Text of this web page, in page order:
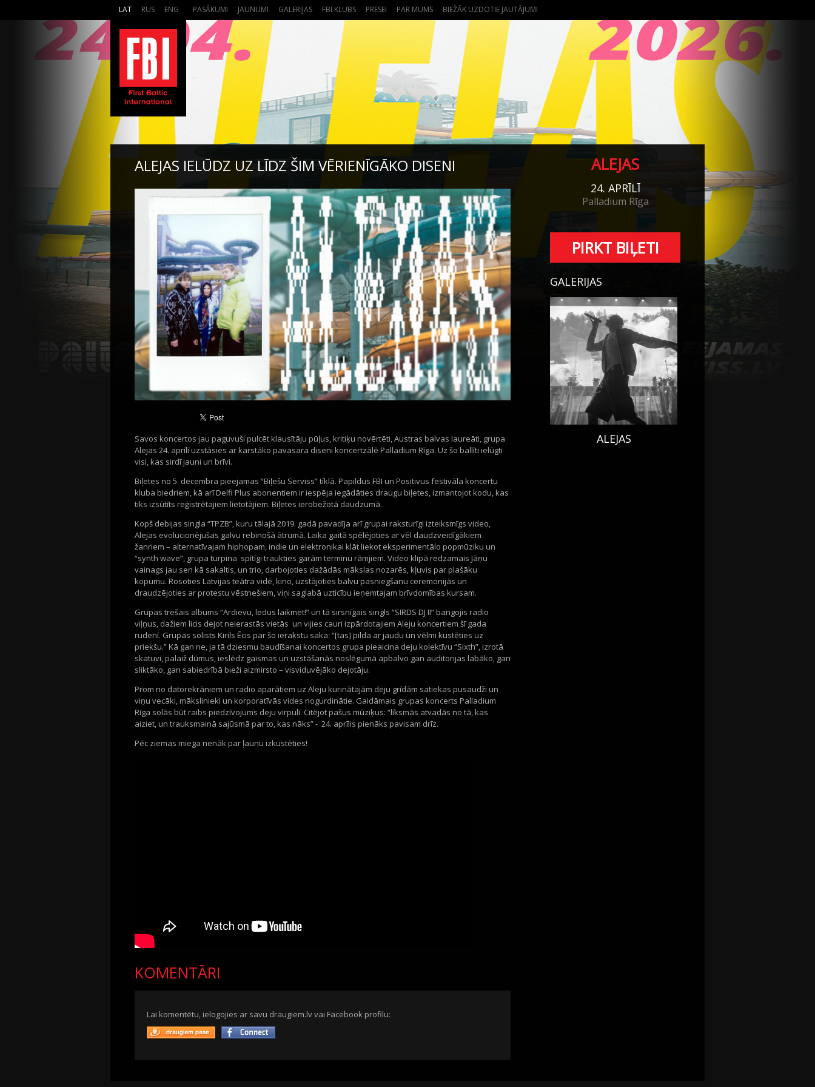
LAT RUS ENG PASĀKUMI JAUNUMI GALERIJAS FBI KLUBS PRESEI PAR MUMS BIEŽĀK UZDOTIE JAUTĀJUMI
ALEJAS IELŪDZ UZ LĪDZ ŠIM VĒRIENĪGĀKO DISENI
Savos koncertos jau paguvuši pulcētklausītāju pūļus,kritiķu novērtēti,Austras balvas laureāti, grupa
Alejas 24. aprīlī uzstāsies ar karstāko pavasara diseni koncertzālē Palladium Rīga. Uz šo ballīti ielūgti
visi, kas sirdī jauni un brīvi.
Biļetes no 5. decembra pieejamas “Biļešu Serviss”tı̄klā. Papildus FBI un Positivus festivāla koncertu
kluba biedriem, kā arī Delfi Plus abonentiem ir iespēja iegādāties draugu biļetes, izmantojot kodu, kas
tiks izsūtīts reģistrētajiem lietotājiem. Biļetes ierobežotā daudzumā.
Kopš debijas singla “TPZB”, kuru tālajā 2019. gadā pavadīja arī grupai raksturīgi izteiksmīgs video,
Alejas evolucionējušas galvu rebinošā ātrumā. Laika gaitā spēlējoties ar vēl daudzveidīgākiem
žanriem – alternatīvajam hiphopam,indie un elektronikai klāt liekot eksperimentālo popmūziku un
“synth wave”, grupa turpina spītīgi traukties garām terminu rāmjiem. Video klipā redzamais Jāņu
vainags jau sen kā sakaltis, un trio, darbojoties dažādās mākslas nozarēs,kļuvis par plašāku
kopumu. Rosoties Latvijas teātra vidē,kino,uzstājoties balvu pasniegšanu ceremonijās un
draudzējoties ar protestu vēstnešiem, viņi saglabā uzticību ieņemtajam brīvdomības kursam.
Grupas trešais albums “Ardievu, ledus laikmet!”un tā sirsnīgais singls “SIRDS DJ II”bangojis radio
viļņus, dažiem licis dejot neierastās vietās un vijies cauri izpārdotajiem Aleju koncertiem šī gada
rudenī. Grupas solists Kirils Ēcis par šo ierakstu saka: “[tas] pilda ar jaudu un vēlmi kustēties uz
priekšu.”Kā gan ne, ja tā dziesmu baudīšanai koncertos grupa pieaicina deju kolektīvu “Sixth”,izrotā
skatuvi, palaiž dūmus, ieslēdz gaismas un uzstāšanās noslēgumā apbalvo gan auditorijas labāko, gan
sliktāko, gan sabiedrībā bieži aizmirsto – visviduvējāko dejotāju.
Prom no datorekrāniem un radio aparātiem uz Aleju kurinātajām deju grīdām satiekas pusaudži un
viņu vecāki,mākslinieki un korporatīvās vides nogurdinātie. Gaidāmais grupas koncerts Palladium
Rīga solās būtraibs piedzīvojums deju virpulī. Citējotpašus mūziķus: “līksmās atvadās no tā, kas
aiziet, un trauksmainā sajūsmā par to, kas nāks”- 24. aprīlis pienāks pavisam drīz.
Pēc ziemas miega nenāk par ļaunu izkustēties!
KOMENTĀRI
Lai komentētu, ielogojies ar savu draugiem.lv vai Facebook profilu:
ALEJAS
24. APRĪLĪ
Palladium Rīga
PIRKT BIĻETI
GALERIJAS
ALEJAS